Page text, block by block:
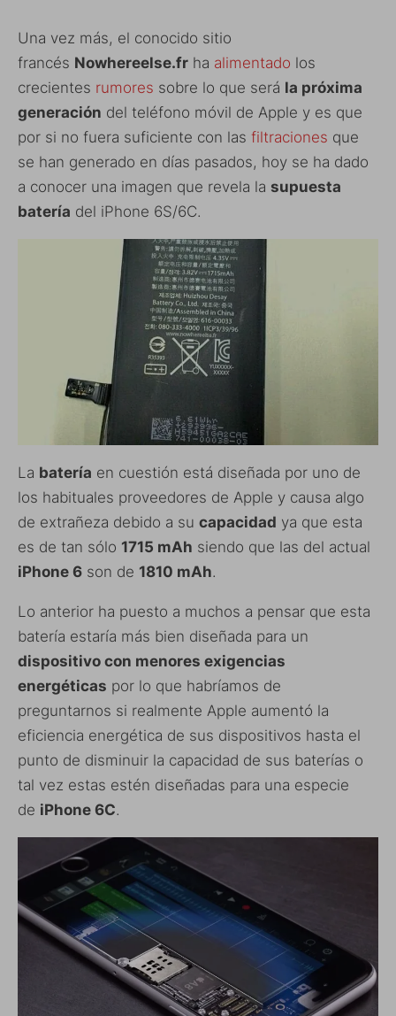
Una vez más, el conocido sitio
francés Nowhereelse.fr ha alimentado los
crecientes rumores sobre lo que será la próxima
generación del teléfono móvil de Apple y es que
por si no fuera suficiente con las filtraciones que
se han generado en días pasados, hoy se ha dado
a conocer una imagen que revela la supuesta
batería del iPhone 6S/6C.
La batería en cuestión está diseñada por uno de
los habituales proveedores de Apple y causa algo
de extrañeza debido a su capacidad ya que esta
es de tan sólo 1715 mAh siendo que las del actual
iPhone 6 son de 1810 mAh.
Lo anterior ha puesto a muchos a pensar que esta
batería estaría más bien diseñada para un
dispositivo con menores exigencias
energéticas por lo que habríamos de
preguntarnos si realmente Apple aumentó la
eficiencia energética de sus dispositivos hasta el
punto de disminuir la capacidad de sus baterías o
tal vez estas estén diseñadas para una especie
de iPhone 6C.